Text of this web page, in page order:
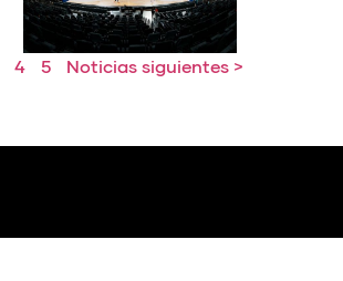
4 5 Noticias siguientes >